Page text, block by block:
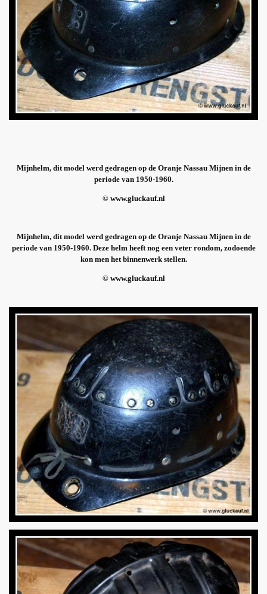
Mijnhelm, dit model werd gedragen op de Oranje Nassau Mijnen in de
periode van 1950-1960.
© www.gluckauf.nl
Mijnhelm, dit model werd gedragen op de Oranje Nassau Mijnen in de
periode van 1950-1960. Deze helm heeft nog een veter rondom, zodoende
kon men het binnenwerk stellen.
© www.gluckauf.nl